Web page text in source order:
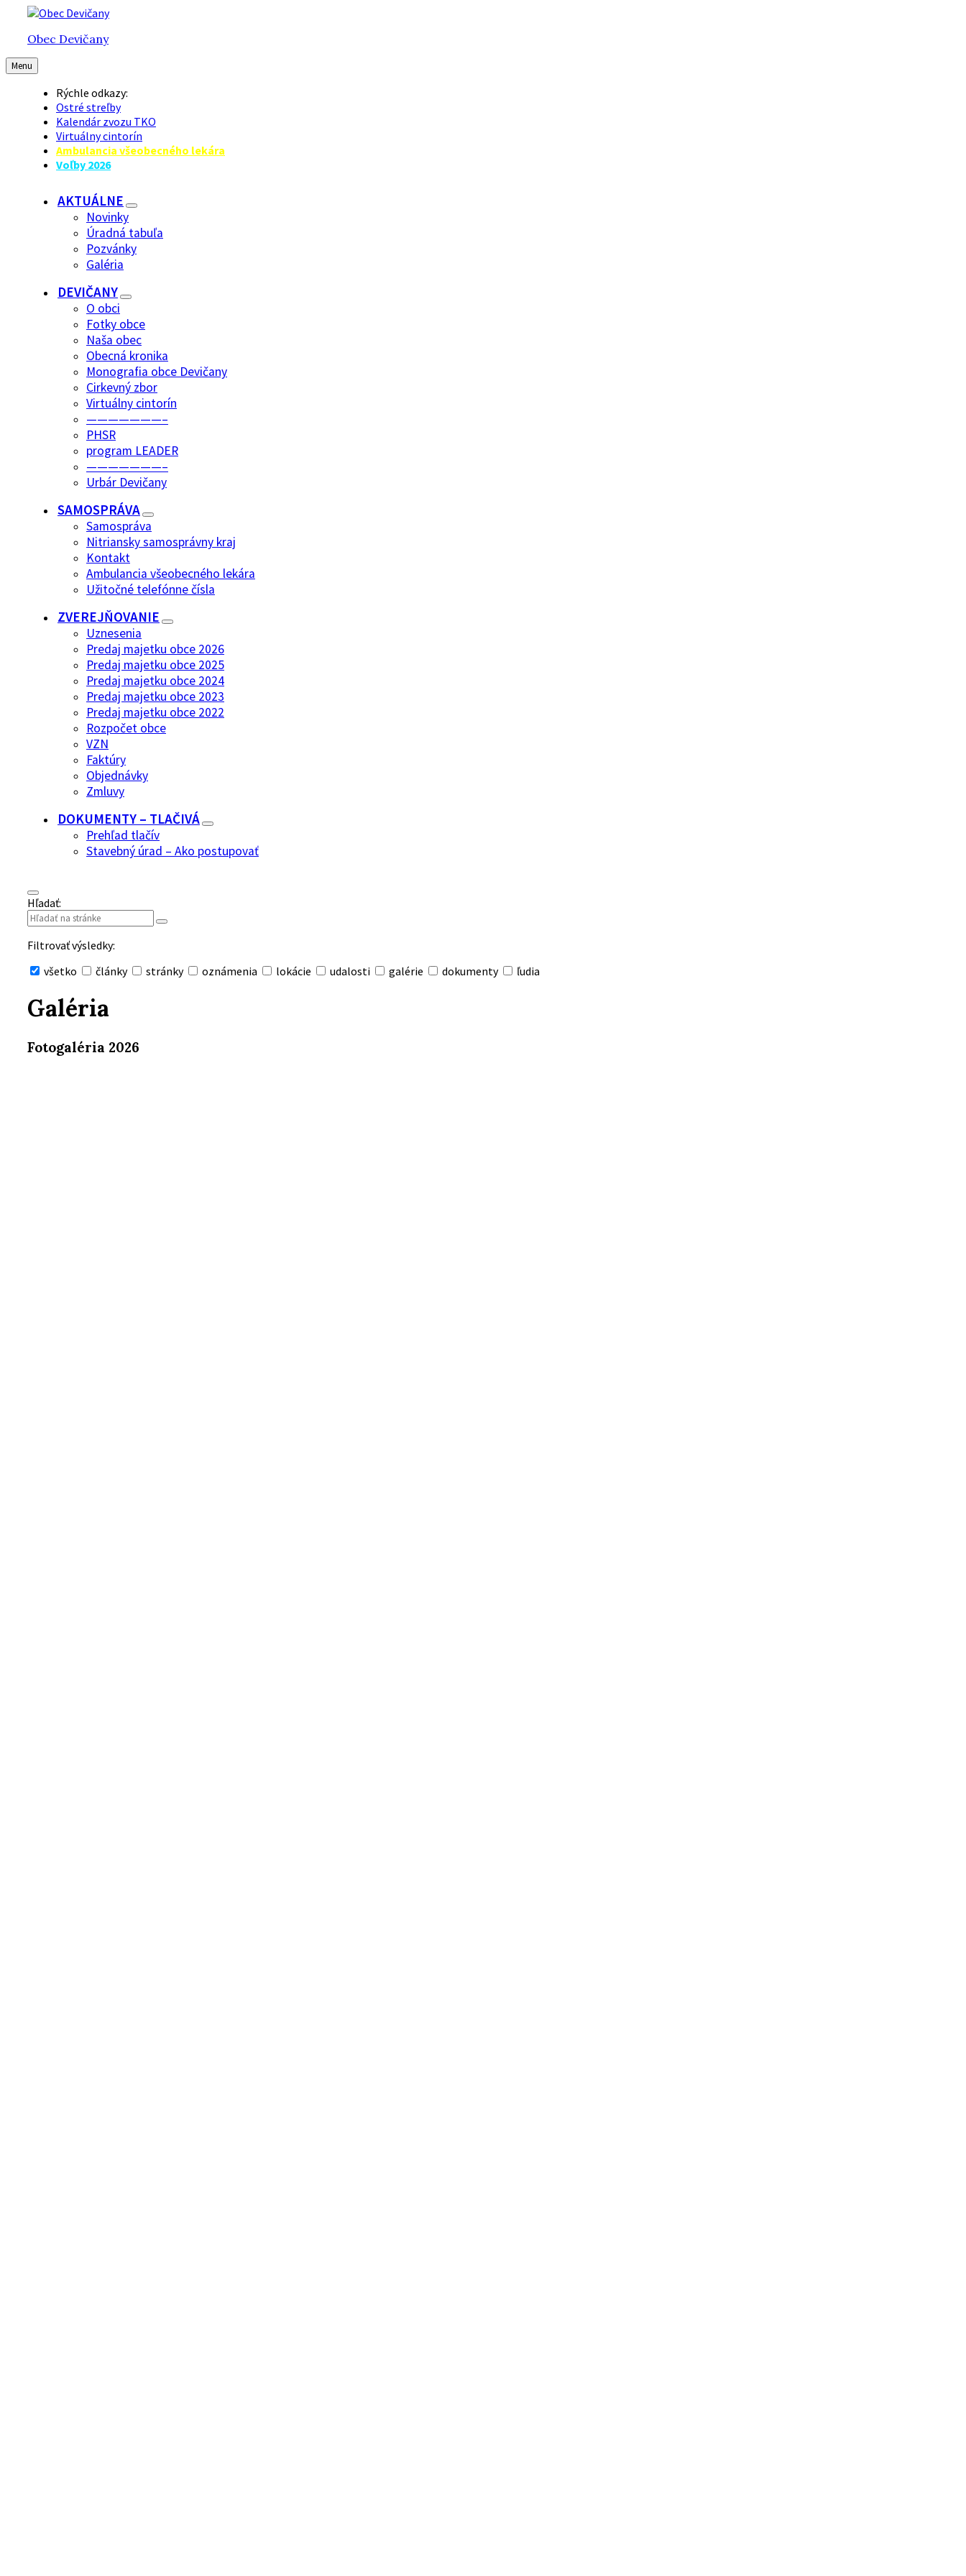
Preskočiť
obsah
Preskočiť
hlavnú
navigáciu
Preskočiť
pätičkuObec Devičany
Menu
Rýchle odkazy:
Ostré streľby
Kalendár zvozu TKO
Virtuálny cintorín
Ambulancia všeobecného lekára
Voľby 2026
AKTUÁLNE
Novinky
Úradná tabuľa
Pozvánky
Galéria
DEVIČANY
O obci
Fotky obce
Naša obec
Obecná kronika
Monografia obce Devičany
Cirkevný zbor
Virtuálny cintorín
———————–
PHSR
program LEADER
———————–
Urbár Devičany
SAMOSPRÁVA
Samospráva
Nitriansky samosprávny kraj
Kontakt
Ambulancia všeobecného lekára
Užitočné telefónne čísla
ZVEREJŇOVANIE
Uznesenia
Predaj majetku obce 2026
Predaj majetku obce 2025
Predaj majetku obce 2024
Predaj majetku obce 2023
Predaj majetku obce 2022
Rozpočet obce
VZN
Faktúry
Objednávky
Zmluvy
DOKUMENTY – TLAČIVÁ
Prehľad tlačív
Stavebný úrad – Ako postupovať
Hľadať:
Filtrovať výsledky:
všetko
články stránky oznámenia lokácie udalosti galérie dokumenty ľudia
vyhľadávanie
Galéria
Fotogaléria 2026